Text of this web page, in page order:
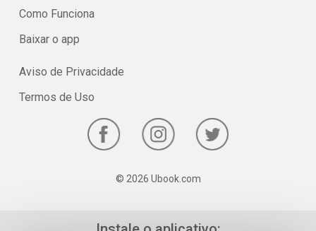
Como Funciona
Baixar o app
Aviso de Privacidade
Termos de Uso
© 2026 Ubook.com